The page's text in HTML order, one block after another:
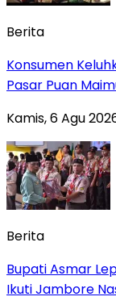
Berita
Konsumen
Pasar Puan
Kamis, 6 Agu
Berita
Bupati Asmar
Ikuti Jambore